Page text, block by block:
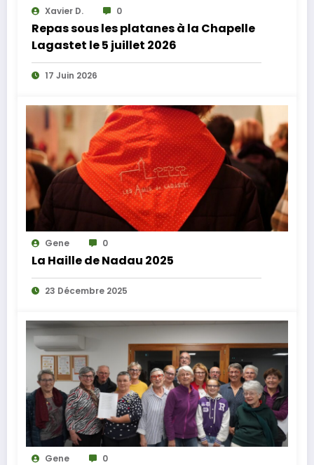
Xavier D. 0
Repas sous les platanes à la Chapelle
Lagastet le 5 juillet 2026
17 Juin 2026
Gene 0
La Haille de Nadau 2025
23 Décembre 2025
Gene 0